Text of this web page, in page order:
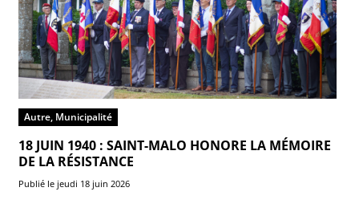
Autre, Municipalité
18 JUIN 1940 : SAINT-MALO HONORE LA MÉMOIRE
DE LA RÉSISTANCE
Publié le jeudi 18 juin 2026